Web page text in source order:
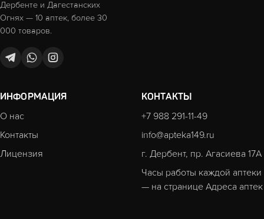
Дербенте и Дагестанских
Огнях — 10 аптек, более 30
000 товаров.
ИНФОРМАЦИЯ
О нас
Контакты
Лицензия
КОНТАКТЫ
+7 988 291-11-49
info@apteka149.ru
г. Дербент, пр. Агасиева 17А
Часы работы каждой аптеки
— на странице Адреса аптек